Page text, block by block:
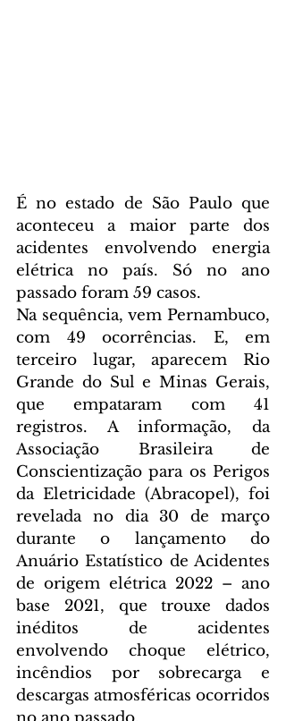
É no estado de São Paulo que
aconteceu a maior parte dos
acidentes envolvendo energia
elétrica no país. Só no ano
passado foram 59 casos.
Na sequência, vem Pernambuco,
com 49 ocorrências. E, em
terceiro lugar, aparecem Rio
Grande do Sul e Minas Gerais,
que empataram com 41
registros. A informação, da
Associação Brasileira de
Conscientização para os Perigos
da Eletricidade (Abracopel), foi
revelada no dia 30 de março
durante o lançamento do
Anuário Estatístico de Acidentes
de origem elétrica 2022 – ano
base 2021, que trouxe dados
inéditos de acidentes
envolvendo choque elétrico,
incêndios por sobrecarga e
descargas atmosféricas ocorridos